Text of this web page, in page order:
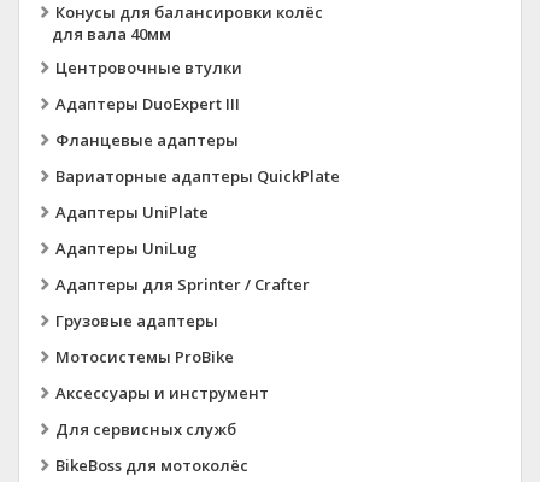
Конусы для балансировки колёс
для вала 40мм
Центровочные втулки
Адаптеры DuoExpert III
Фланцевые адаптеры
Вариаторные адаптеры QuickPlate
Адаптеры UniPlate
Адаптеры UniLug
Адаптеры для Sprinter / Crafter
Грузовые адаптеры
Мотосистемы ProBike
Аксессуары и инструмент
Для сервисных служб
BikeBoss для мотоколёс